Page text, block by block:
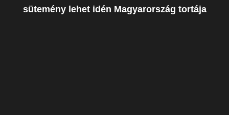
sütemény lehet idén Magyarország tortája